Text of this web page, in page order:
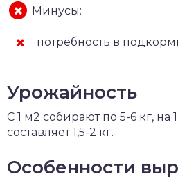
Минусы:
потребность в
Урожайность
С 1 м2 собирают по 5-6 кг, на
составляет 1,5-2 кг.
Особенности